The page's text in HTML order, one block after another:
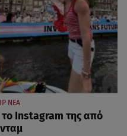
ΝΕΑ
το Instagram της από